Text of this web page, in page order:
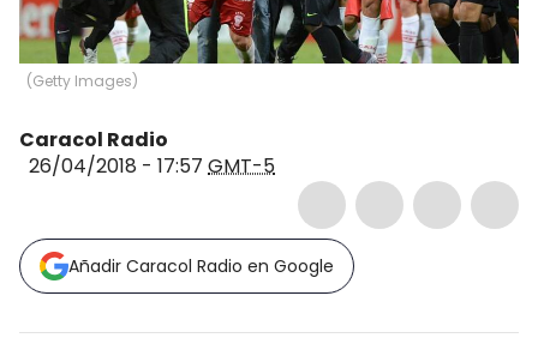
(Getty Images)
Caracol Radio
26/04/2018 - 17:57 GMT-5
Añadir Caracol Radio en Google